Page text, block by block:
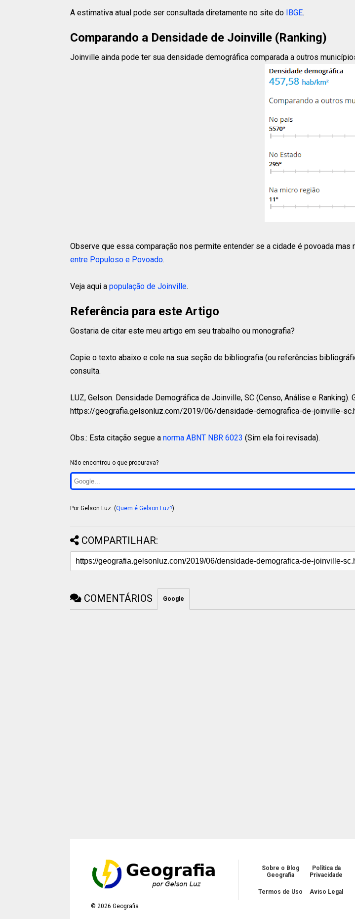
A estimativa atual pode ser consultada diretamente no site do IBGE.
Comparando a Densidade de Joinville (Ranking)
Joinville ainda pode ter sua densidade demográfica comparada a outros
Observe que essa comparação nos permite entender se a cidade é povoada mas
entre Populoso e Povoado.
Veja aqui a população de Joinville.
Referência para este Artigo
Gostaria de citar este meu artigo em seu trabalho ou monografia?
Copie o texto abaixo e cole na sua seção de bibliografia (ou referências
consulta.
LUZ, Gelson. Densidade Demográfica de Joinville, SC (Censo, Análise e Ranking).
https://geografia.gelsonluz.com/2019/06/densidade-demografica-de-joinville-
Obs.: Esta citação segue a norma ABNT NBR 6023 (Sim ela foi revisada).
Não encontrou o que procurava?
Por Gelson Luz. (Quem é Gelson Luz?)
COMPARTILHAR:
COMENTÁRIOS Google
©2026 Geografia
Sobre o Blog
Geografia
Política da
Privacidade
Termos de Uso Aviso Legal